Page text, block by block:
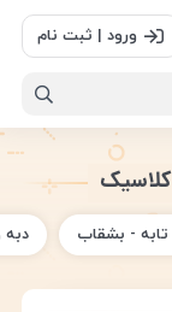
ورود | ثبت نام
- بشقاب